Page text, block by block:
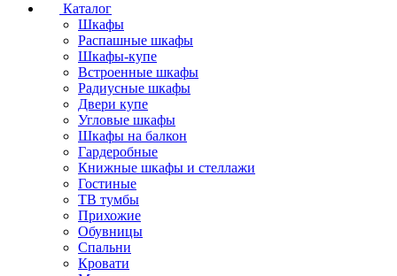
Каталог
Шкафы
Распашные шкафы
Шкафы-купе
Встроенные шкафы
Радиусные шкафы
Двери купе
Угловые шкафы
Шкафы на балкон
Гардеробные
Книжные шкафы и стеллажи
Гостиные
ТВ тумбы
Прихожие
Обувницы
Спальни
Кровати